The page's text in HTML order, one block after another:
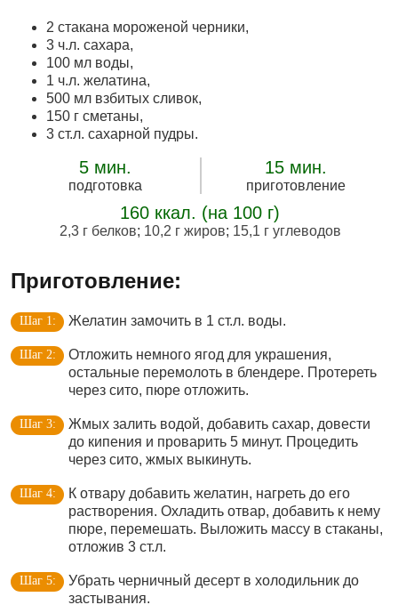
2 стакана мороженой черники,
3 ч.л. сахара,
100 мл воды,
1 ч.л. желатина,
500 мл взбитых сливок,
150 г сметаны,
3 ст.л. сахарной пудры.
5 мин.
подготовка
15 мин.
приготовление
160 ккал. (на 100 г)
2,3 г белков; 10,2 г жиров; 15,1 г углеводов
Приготовление:
Желатин замочить в 1 ст.л. воды.
Отложить немного ягод для украшения,
остальные перемолоть в блендере. Протереть
через сито, пюре отложить.
Жмых залить водой, добавить сахар, довести
до кипения и проварить 5 минут. Процедить
через сито, жмых выкинуть.
К отвару добавить желатин, нагреть до его
растворения. Охладить отвар, добавить к нему
пюре, перемешать. Выложить массу в стаканы,
отложив 3 ст.л.
Убрать черничный десерт в холодильник до
застывания.